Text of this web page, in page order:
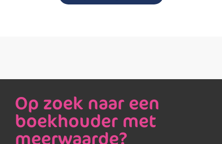
Op zoek naar een
boekhouder met
meerwaarde?